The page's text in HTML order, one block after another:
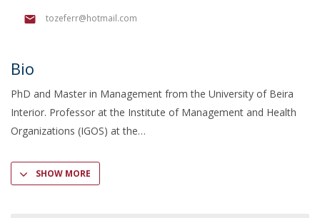
tozeferr@hotmail.com
Bio
PhD and Master in Management from the University of Beira
Interior. Professor at the Institute of Management and Health
Organizations (IGOS) at the
SHOW MORE